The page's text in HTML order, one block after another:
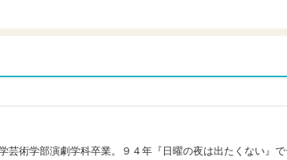
芸術学部演劇学科卒業。９４年『日曜の夜は出たくない』